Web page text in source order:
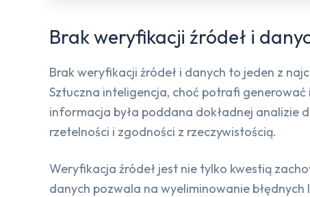
Brak weryfikacji źródeł i
Brak weryfikacji źródeł i danych to jeden z
Sztuczna inteligencja, choć potrafi
informacja była poddana dokładnej analizie
rzetelności i zgodności z rzeczywistością.
Weryfikacja źródeł jest nie tylko kwestią
danych pozwala na wyeliminowanie